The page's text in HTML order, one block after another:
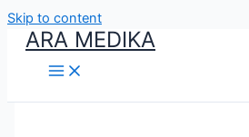
Skip to content
ARA MEDIKA